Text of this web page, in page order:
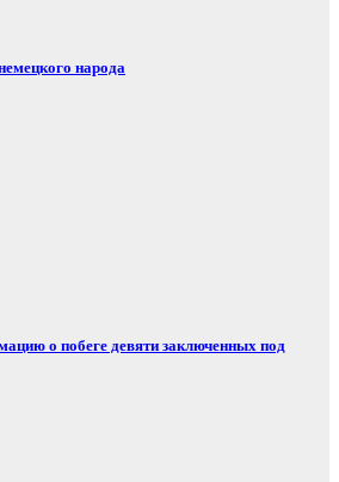
народа
о побеге девяти заключенных под